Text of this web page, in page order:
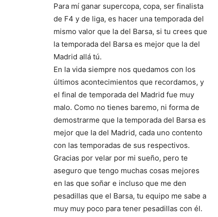
Para mí ganar supercopa, copa, ser finalista
de F4 y de liga, es hacer una temporada del
mismo valor que la del Barsa, si tu crees que
la temporada del Barsa es mejor que la del
Madrid allá tú.
En la vida siempre nos quedamos con los
últimos acontecimientos que recordamos, y
el final de temporada del Madrid fue muy
malo. Como no tienes baremo, ni forma de
demostrarme que la temporada del Barsa es
mejor que la del Madrid, cada uno contento
con las temporadas de sus respectivos.
Gracias por velar por mi sueño, pero te
aseguro que tengo muchas cosas mejores
en las que soñar e incluso que me den
pesadillas que el Barsa, tu equipo me sabe a
muy muy poco para tener pesadillas con él.